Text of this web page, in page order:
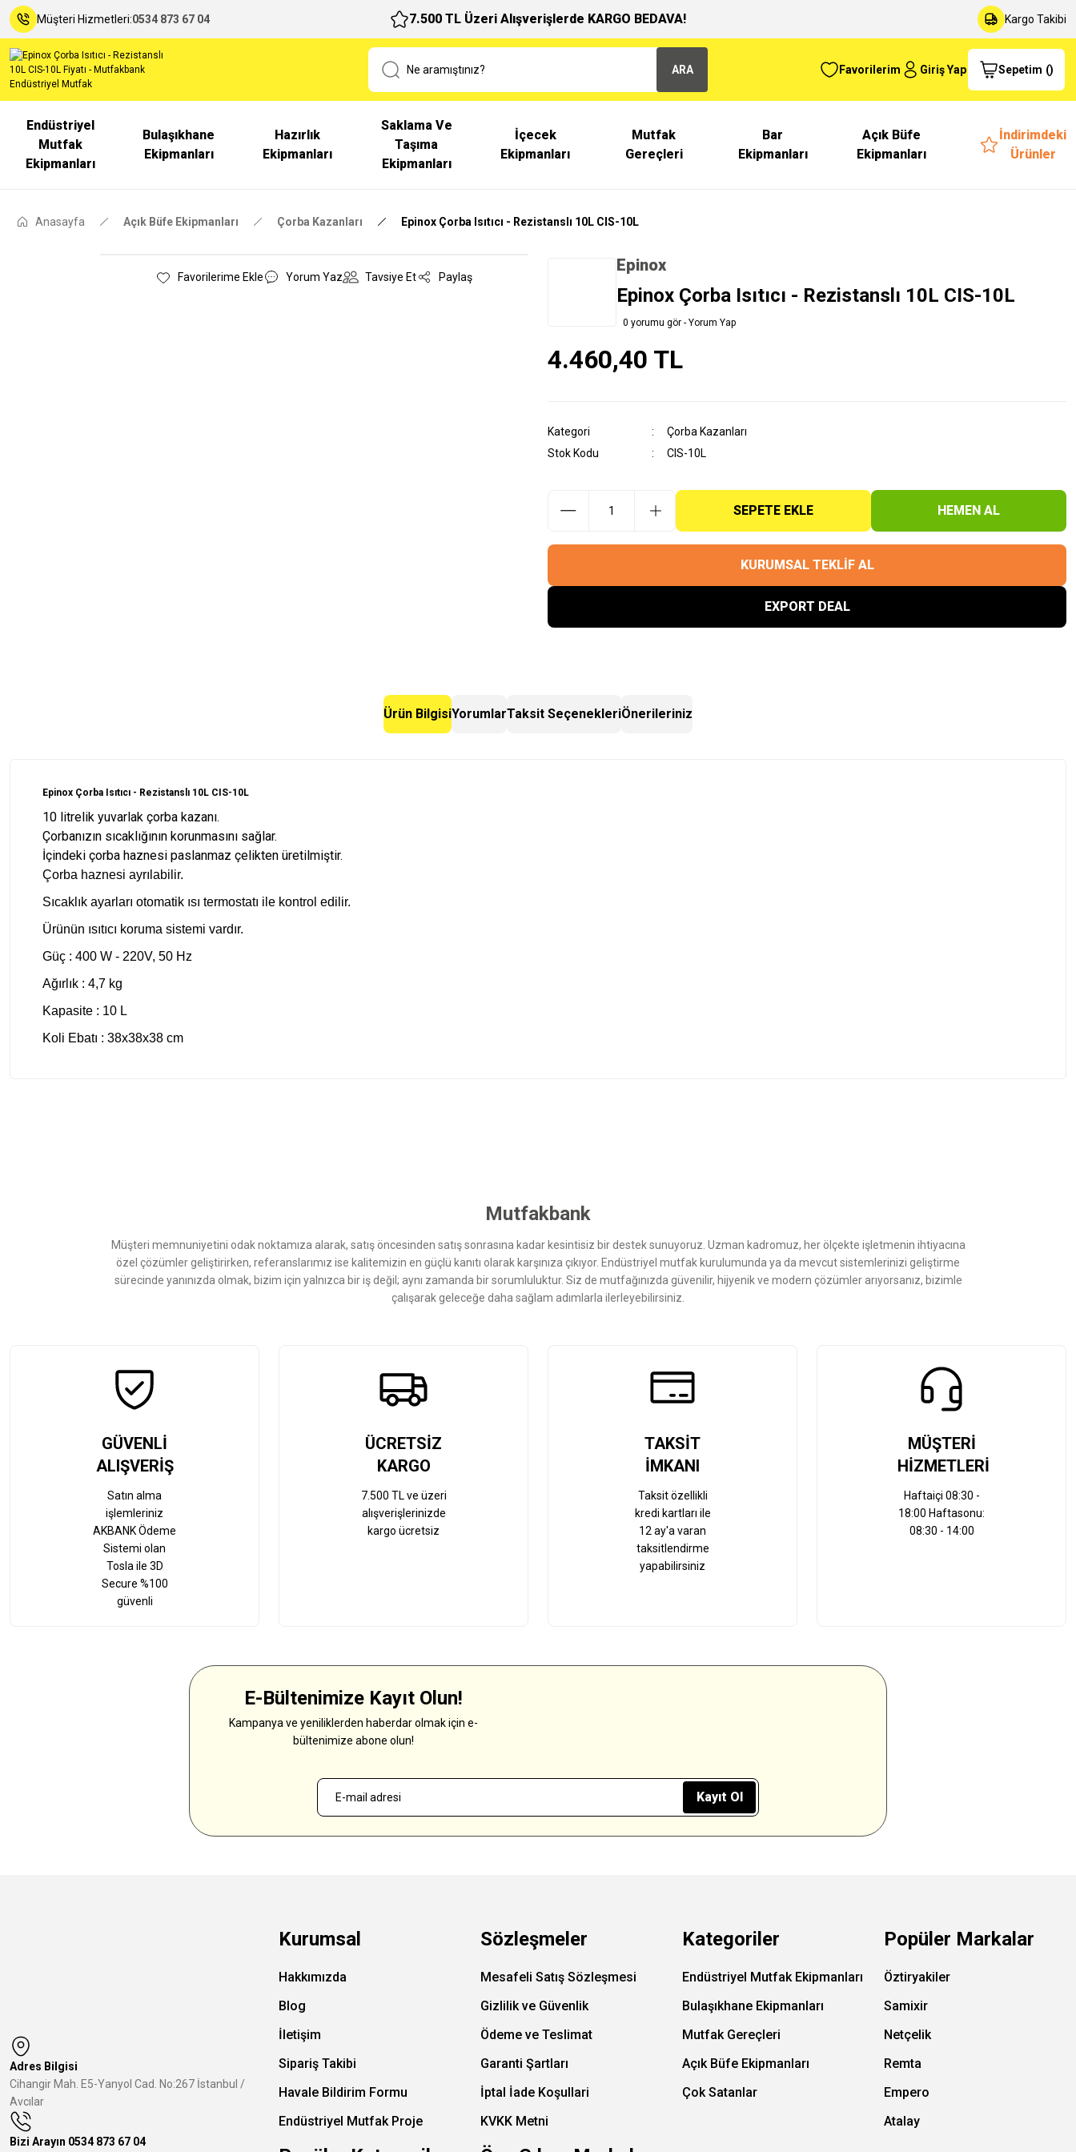
Müşteri Hizmetleri:0534 873 67 04 7.500 TL Üzeri Alışverişlerde KARGO BEDAVA! Kargo Takibi
ARA Favorilerim Giriş Yap Sepetim ()
Endüstriyel
Mutfak
Ekipmanları
Bulaşıkhane
Ekipmanları
Hazırlık
Ekipmanları
Saklama Ve
Taşıma
Ekipmanları
İçecek
Ekipmanları
Mutfak
Gereçleri
Bar
Ekipmanları
Açık Büfe
Ekipmanları
İndirimdeki
Ürünler
Anasayfa Açık Büfe Ekipmanları Çorba Kazanları Epinox Çorba Isıtıcı - Rezistanslı 10L CIS-10L
Yorum Yaz Tavsiye Et Paylaş
Epinox
Epinox Çorba Isıtıcı - Rezistanslı 10L CIS-10L
0 yorumu gör - Yorum Yap
4.460,40 TL
Kategori
Çorba Kazanları
Stok Kodu
CIS-10L
SEPETE EKLE HEMEN AL
KURUMSAL TEKLİF AL
EXPORT DEAL
Ürün BilgisiYorumlarTaksit SeçenekleriÖnerileriniz
Epinox Çorba Isıtıcı - Rezistanslı 10L CIS-10L
10 litrelik yuvarlak çorba kazanı.
Çorbanızın sıcaklığının korunmasını sağlar.
İçindeki çorba haznesi paslanmaz çelikten üretilmiştir.
Çorba haznesi ayrılabilir.
Sıcaklık ayarları otomatik ısı termostatı ile kontrol edilir.
Ürünün ısıtıcı koruma sistemi vardır.
Güç : 400 W - 220V, 50 Hz
Ağırlık : 4,7 kg
Kapasite : 10 L
Koli Ebatı : 38x38x38 cm
Bu ürüne benzer farklı alternatifler olmalı.
Mutfakbank
Müşteri memnuniyetini odak noktamıza alarak, satış öncesinden satış sonrasına kadar kesintisiz bir destek sunuyoruz. Uzman kadromuz, her ölçekte işletmenin ihtiyacına
özel çözümler geliştirirken, referanslarımız ise kalitemizin en güçlü kanıtı olarak karşınıza çıkıyor. Endüstriyel mutfak kurulumunda ya da mevcut sistemlerinizi geliştirme
sürecinde yanınızda olmak, bizim için yalnızca bir iş değil; aynı zamanda bir sorumluluktur. Siz de mutfağınızda güvenilir, hijyenik ve modern çözümler arıyorsanız, bizimle
çalışarak geleceğe daha sağlam adımlarla ilerleyebilirsiniz.
GÜVENLİ
ALIŞVERİŞ
Satın alma
işlemleriniz
AKBANK Ödeme
Sistemi olan
Tosla ile 3D
Secure %100
güvenli
ÜCRETSİZ
KARGO
7.500 TL ve üzeri
alışverişlerinizde
kargo ücretsiz
TAKSİT
İMKANI
Taksit özellikli
kredi kartları ile
12 ay'a varan
taksitlendirme
yapabilirsiniz
MÜŞTERİ
HİZMETLERİ
Haftaiçi 08:30 -
18:00 Haftasonu:
08:30 - 14:00
E-Bültenimize Kayıt Olun!
Kampanya ve yeniliklerden haberdar olmak için e-
bültenimize abone olun!
Kayıt Ol
Adres Bilgisi
Cihangir Mah. E5-Yanyol Cad. No:267 İstanbul /
Avcılar
Bizi Arayın 0534 873 67 04
Kurumsal
Hakkımızda
Blog
İletişim
Sipariş Takibi
Havale Bildirim Formu
Endüstriyel Mutfak Proje
Sözleşmeler
Mesafeli Satış Sözleşmesi
Gizlilik ve Güvenlik
Ödeme ve Teslimat
Garanti Şartları
İptal İade Koşullari
KVKK Metni
Kategoriler
Endüstriyel Mutfak Ekipmanları
Bulaşıkhane Ekipmanları
Mutfak Gereçleri
Açık Büfe Ekipmanları
Çok Satanlar
Popüler Markalar
Öztiryakiler
Samixir
Netçelik
Remta
Empero
Atalay